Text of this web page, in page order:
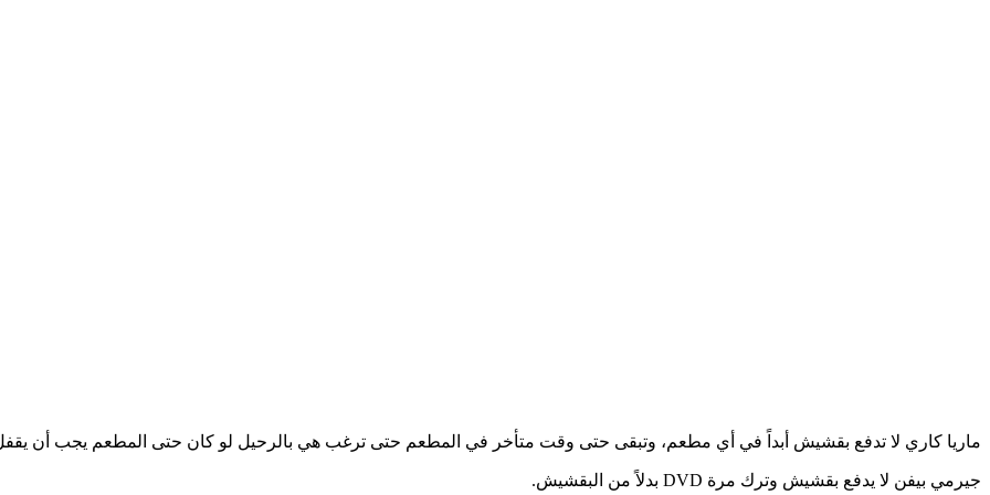
​ماريا كاري​ لا تدفع بقشيش أبداً في أي مطعم، وتبقى حتى وقت متأخر في المطعم حتى ترغب هي بالرحيل لو كان حتى المطعم يجب أن يقفل
​جيرمي بيفن​ لا يدفع بقشيش وترك مرة DVD بدلاً من البقشيش.